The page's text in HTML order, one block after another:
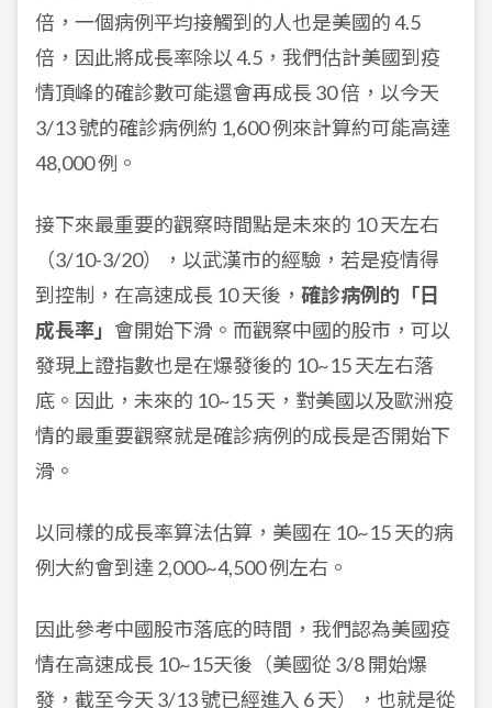
倍，一個病例平均接觸到的人也是美國的 4.5
倍，因此將成長率除以 4.5，我們估計美國到疫
情頂峰的確診數可能還會再成長 30 倍，以今天
3/13 號的確診病例約 1,600 例來計算約可能高達
48,000 例。
接下來最重要的觀察時間點是未來的 10 天左右
（3/10-3/20），以武漢市的經驗，若是疫情得
到控制，在高速成長 10 天後， 確診病例的「日
成長率」 會開始下滑。而觀察中國的股市，可以
發現上證指數也是在爆發後的 10~15 天左右落
底。因此，未來的 10~15 天，對美國以及歐洲疫
情的最重要觀察就是確診病例的成長是否開始下
滑。
以同樣的成長率算法估算，美國在 10~15 天的病
例大約會到達 2,000~4,500 例左右。
因此參考中國股市落底的時間，我們認為美國疫
情在高速成長 10~15天後（美國從 3/8 開始爆
發，截至今天 3/13 號已經進入 6 天），也就是從